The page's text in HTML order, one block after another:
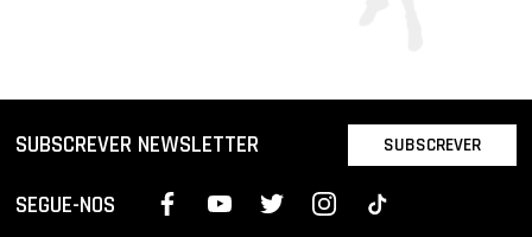
SUBSCREVER NEWSLETTER SUBSCREVER
SEGUE-NOS